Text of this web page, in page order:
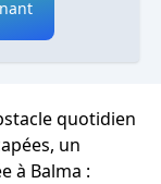
quotidien
un
à Balma :